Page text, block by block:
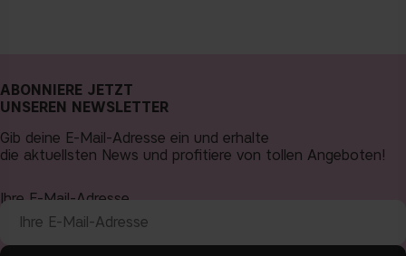
ABONNIERE JETZT
UNSEREN NEWSLETTER
Gib deine E-Mail-Adresse ein und erhalte
die aktuellsten News und profitiere von tollen Angeboten!
Ihre E-Mail-Adresse